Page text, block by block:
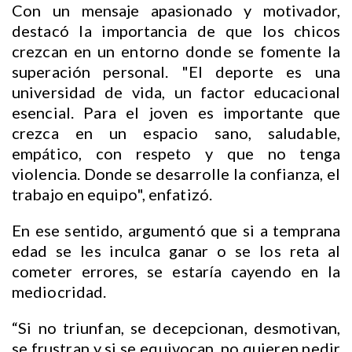
Con un mensaje apasionado y motivador,
destacó la importancia de que los chicos
crezcan en un entorno donde se fomente la
superación personal. "El deporte es una
universidad de vida, un factor educacional
esencial. Para el joven es importante que
crezca en un espacio sano, saludable,
empático, con respeto y que no tenga
violencia. Donde se desarrolle la confianza, el
trabajo en equipo", enfatizó.
En ese sentido, argumentó que si a temprana
edad se les inculca ganar o se los reta al
cometer errores, se estaría cayendo en la
mediocridad.
“Si no triunfan, se decepcionan, desmotivan,
se frustran y si se equivocan, no quieren pedir